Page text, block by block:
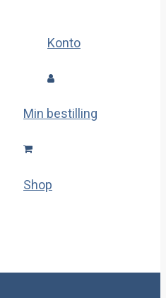
Konto
Min bestilling
Shop